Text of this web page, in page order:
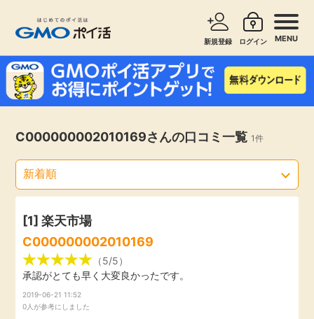
新規登録 ログイン MENU
お知らせ
新着
高還元
無料
即日還元
サービスで探す ショッピングで探す
旅行・レンタカー
エンタメ
クレジットカード
暮らし
C000000002010169さんの口コミ一覧 1件
[1]楽天市場
C000000002010169
（5/5）
承認がとても早く大変良かったです。
2019-06-21 11:52
0人が参考にしました